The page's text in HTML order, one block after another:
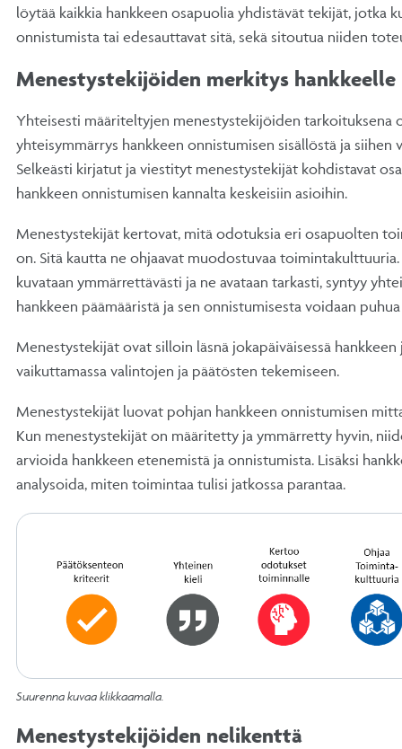
löytää kaikkia hankkeen osapuolia yhdistävät tekijät, jotka
onnistumista tai edesauttavat sitä, sekä sitoutua niiden
Menestystekijöiden merkitys hankkeelle
Yhteisesti määriteltyjen menestystekijöiden tarkoituksena
yhteisymmärrys hankkeen onnistumisen sisällöstä ja siihen
Selkeästi kirjatut ja viestityt menestystekijät kohdistavat
hankkeen onnistumisen kannalta keskeisiin asioihin.
Menestystekijät kertovat, mitä odotuksia eri osapuolten
on. Sitä kautta ne ohjaavat muodostuvaa
kuvataan ymmärrettävästi ja ne avataan tarkasti, syntyy
hankkeen päämääristä ja sen onnistumisesta voidaan
Menestystekijät ovat silloin läsnä jokapäiväisessä hankkeen
vaikuttamassa valintojen ja päätösten tekemiseen.
Menestystekijät luovat pohjan hankkeen onnistumisen
Kun menestystekijät on määritetty ja ymmärretty hyvin,
arvioida hankkeen etenemistä ja onnistumista. Lisäksi
analysoida, miten toimintaa tulisi jatkossa parantaa.
Suurenna kuvaa klikkaamalla.
Menestystekijöiden nelikenttä